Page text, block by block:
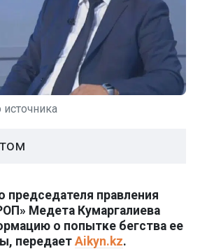
председателя правления
Медета Кумаргалиева
о попытке бегства ее
передает Aikyn.kz.